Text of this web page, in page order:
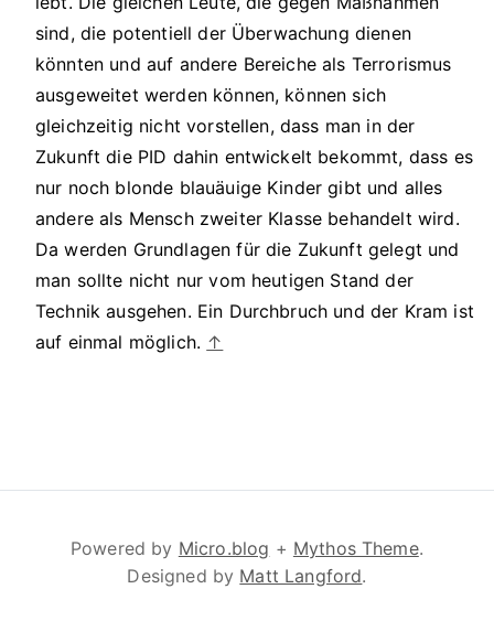
sind, die potentiell der Überwachung dienen
könnten und auf andere Bereiche als Terrorismus
ausgeweitet werden können, können sich
gleichzeitig nicht vorstellen, dass man in der
Zukunft die PID dahin entwickelt bekommt, dass es
nur noch blonde blauäuige Kinder gibt und alles
andere als Mensch zweiter Klasse behandelt wird.
Da werden Grundlagen für die Zukunft gelegt und
man sollte nicht nur vom heutigen Stand der
Technik ausgehen. Ein Durchbruch und der Kram ist
auf einmal möglich. ↑
Powered by Micro.blog + Mythos Theme.
Designed by Matt Langford.